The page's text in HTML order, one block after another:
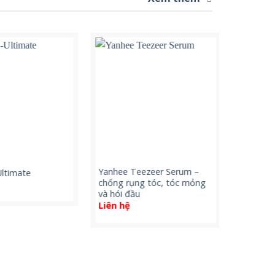
Yanhee Teezeer Serum –
chống rụng tóc, tóc mỏng
và hói đầu
Liên hệ